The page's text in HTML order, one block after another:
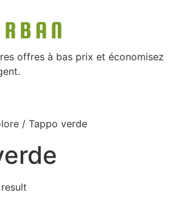
offres à bas prix et économisez
/ Tappo verde